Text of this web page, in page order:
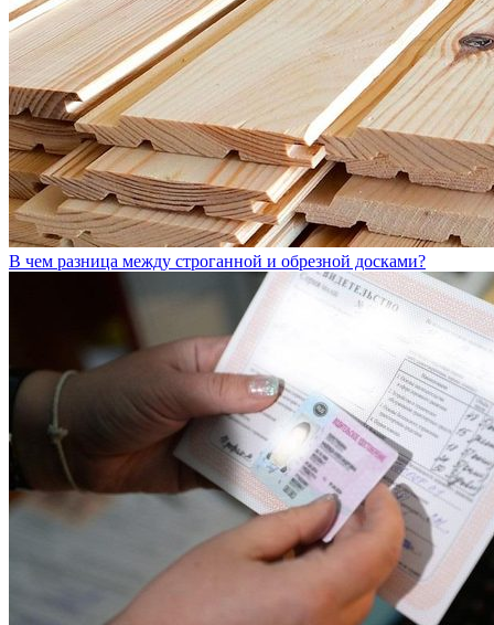
В чем разница между строганной и обрезной досками?